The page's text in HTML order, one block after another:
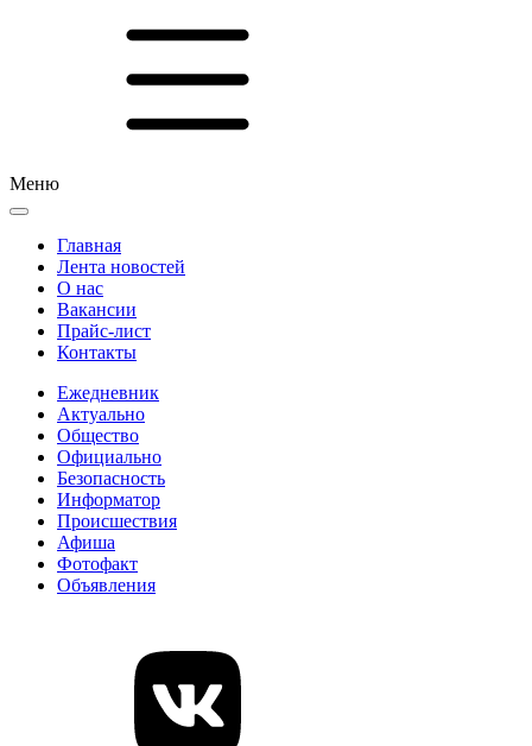
Меню
Главная
Лента новостей
О нас
Вакансии
Прайс-лист
Контакты
Ежедневник
Актуально
Общество
Официально
Безопасность
Информатор
Происшествия
Афиша
Фотофакт
Объявления